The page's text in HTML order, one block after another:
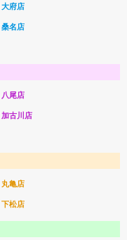
大府店
桑名店
八尾店
加古川店
丸亀店
下松店